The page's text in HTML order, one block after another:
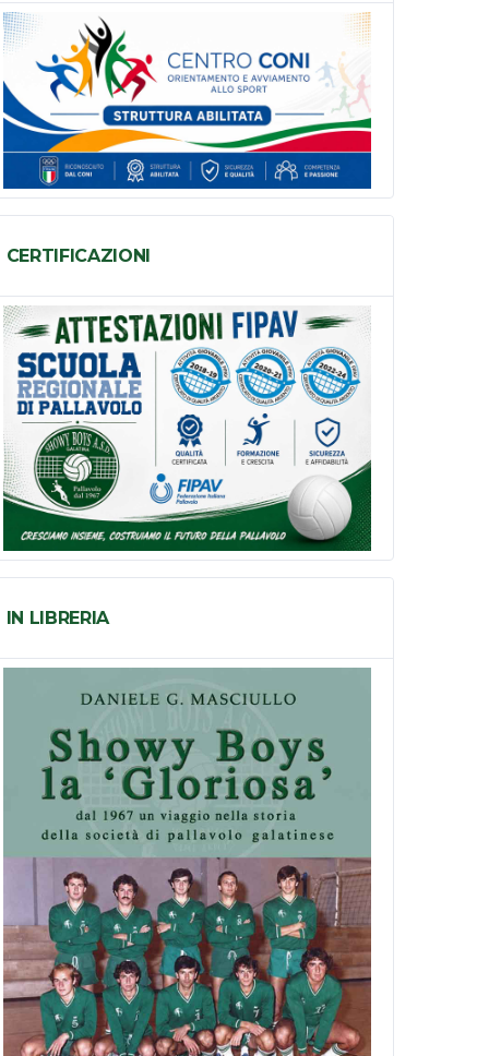
CERTIFICAZIONI
IN LIBRERIA